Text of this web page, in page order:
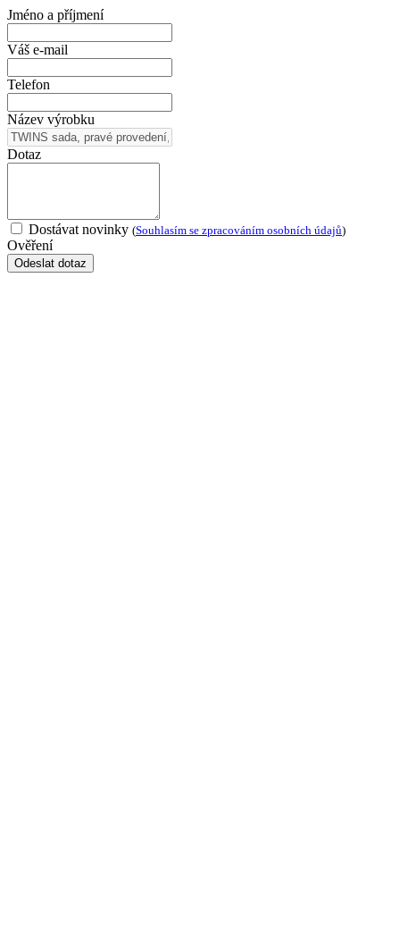
Jméno a příjmení
Váš e-mail
Telefon
Název výrobku
Dotaz
Dostávat novinky (Souhlasím se zpracováním osobních údajů)
Ověření